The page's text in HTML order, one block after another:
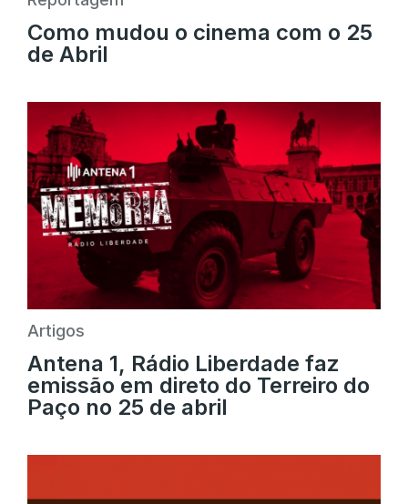
Como mudou o cinema com o 25
de Abril
Artigos
Antena 1, Rádio Liberdade faz
emissão em direto do Terreiro do
Paço no 25 de abril